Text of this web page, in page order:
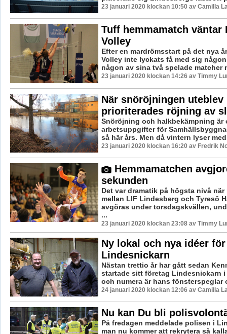
23 januari 2020 klockan 10:50 av Camilla
Tuff hemmamatch väntar
Volley
Efter en mardrömsstart på det nya
Volley inte lyckats få med sig
någon av sina två spelade matcher
23 januari 2020 klockan 14:26 av Timmy
När snöröjningen uteblev
prioriterades röjning av
Snöröjning och halkbekämpning är
arbetsuppgifter för
så här års. Men då vintern lyser
23 januari 2020 klockan 16:20 av Fredrik
Hemmamatchen
sekunden
Det var dramatik på högsta nivå när
mellan LIF Lindesberg och Tyresö
avgöras under torsdagskvällen,
...
23 januari 2020 klockan 23:08 av Timmy
Ny lokal och nya idéer för
Lindesnickarn
Nästan trettio år har gått sedan
startade sitt företag Lindesnickarn
och numera är hans fönsterspeglar
24 januari 2020 klockan 12:06 av Camilla
Nu kan Du bli
På fredagen meddelade polisen i
man nu kommer att rekrytera så